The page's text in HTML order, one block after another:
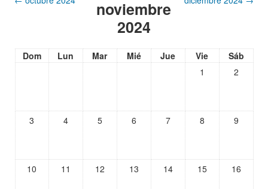
noviembre
2024
Dom Lun Mar Mié Jue Vie
Sáb
1
2
3 4 5 6 7 8 9
10 11 12 13 14 15 16